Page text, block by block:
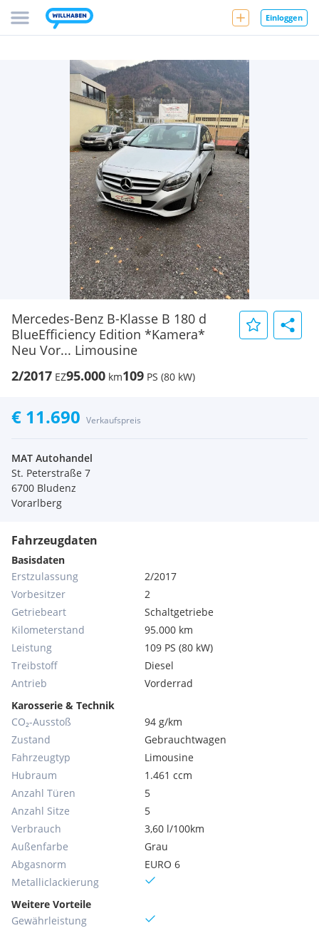
Einloggen
Mercedes-Benz B-Klasse B 180 d
BlueEfficiency Edition *Kamera*
Neu Vor... Limousine
2/2017 EZ95.000 km109 PS (80 kW)
€ 11.690 Verkaufspreis
MAT Autohandel
St. Peterstraße 7
6700 Bludenz
Vorarlberg
Fahrzeugdaten
Basisdaten
Erstzulassung
2/2017
Vorbesitzer
2
Getriebeart
Schaltgetriebe
Kilometerstand
95.000 km
Leistung
109 PS (80 kW)
Treibstoff
Diesel
Antrieb
Vorderrad
Karosserie & Technik
CO₂-Ausstoß
94 g/km
Zustand
Gebrauchtwagen
Fahrzeugtyp
Limousine
Hubraum
1.461 ccm
Anzahl Türen
5
Anzahl Sitze
5
Verbrauch
3,60 l/100km
Außenfarbe
Grau
Abgasnorm
EURO 6
Metallic­lackierung
Weitere Vorteile
Gewährleistung